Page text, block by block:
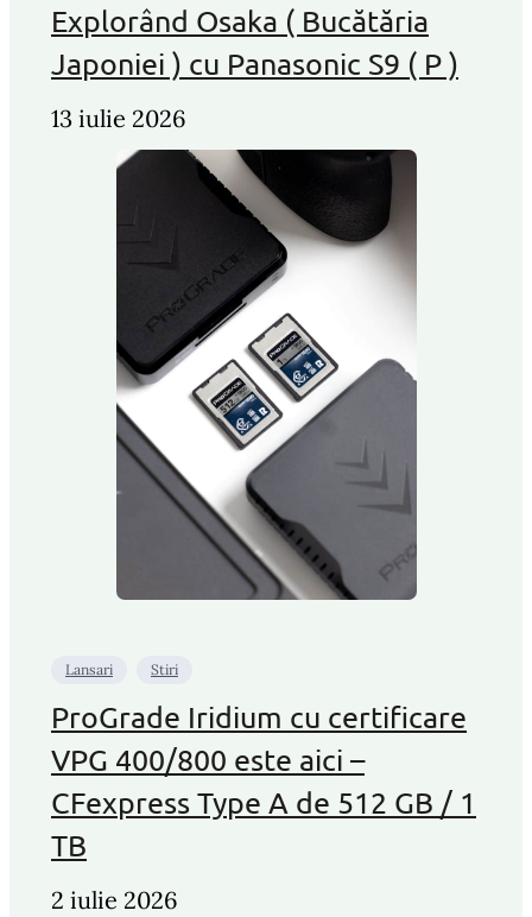
Explorând Osaka ( Bucătăria
Japoniei ) cu Panasonic S9 ( P )
13 iulie 2026
Lansari Stiri
ProGrade Iridium cu certificare
VPG 400/800 este aici –
CFexpress Type A de 512 GB / 1
TB
2 iulie 2026